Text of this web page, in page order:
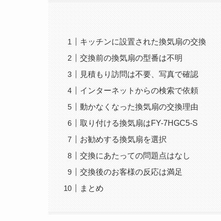
キッチンに設置された換気扇の交換
交換前の換気扇の型番は不明
見積もり訪問は不要、写真で確認
インターネットからの検索で依頼
動かなくなった換気扇の交換理由
取り付ける換気扇はFY-7HGC5-S
お勧めする換気扇を選択
交換にあたっての問題点はなし
交換後のお客様の反応は満足
まとめ